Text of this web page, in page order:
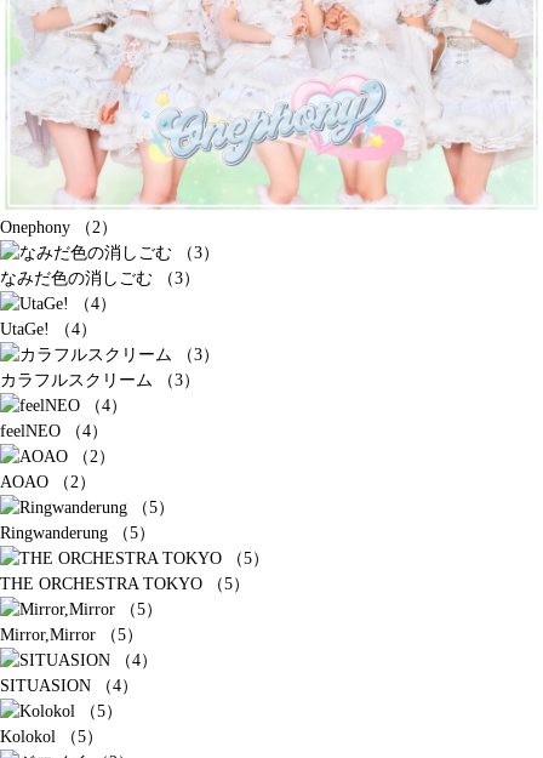
Onephony （2）
なみだ色の消しごむ （3）
UtaGe! （4）
カラフルスクリーム （3）
feelNEO （4）
AOAO （2）
Ringwanderung （5）
THE ORCHESTRA TOKYO （5）
Mirror,Mirror （5）
SITUASION （4）
Kolokol （5）